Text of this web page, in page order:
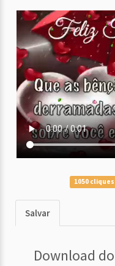
1050 cliques
Salvar
Download